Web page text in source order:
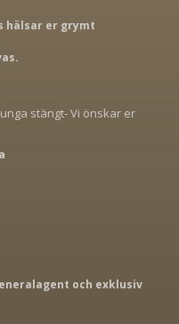
hälsar er grymt
stängt- Vi önskar er
och exklusiv